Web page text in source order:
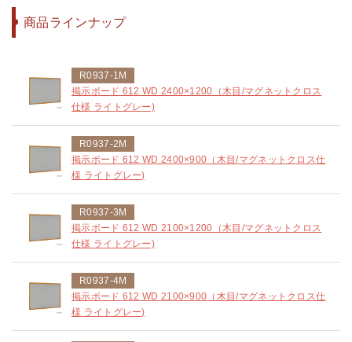
商品ラインナップ
R0937-1M
掲示ボード 612 WD 2400×1200（木目/マグネットクロス
仕様 ライトグレー)
R0937-2M
掲示ボード 612 WD 2400×900（木目/マグネットクロス仕
様 ライトグレー)
R0937-3M
掲示ボード 612 WD 2100×1200（木目/マグネットクロス
仕様 ライトグレー)
R0937-4M
掲示ボード 612 WD 2100×900（木目/マグネットクロス仕
様 ライトグレー)